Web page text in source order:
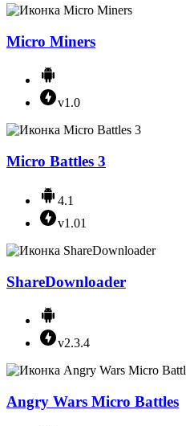
Micro Miners
v1.0
Micro Battles 3
4.1
v1.01
ShareDownloader
v2.3.4
Angry Wars Micro Battles